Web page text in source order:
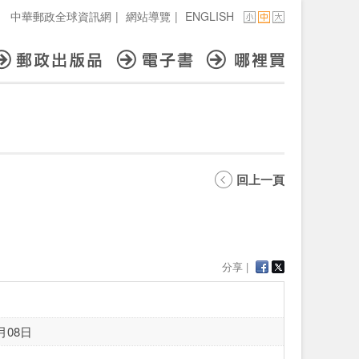
中華郵政全球資訊網 | 網站導覽 | ENGLISH
回上一頁
分享 |
08日